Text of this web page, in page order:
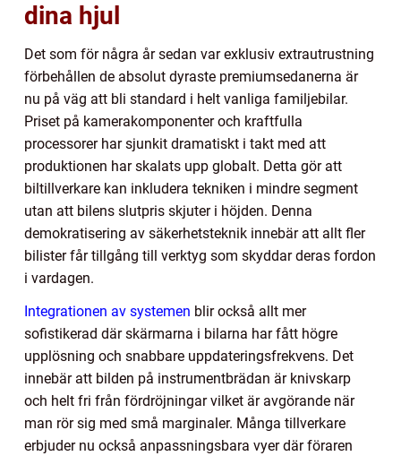
dina hjul
Det som för några år sedan var exklusiv extrautrustning
förbehållen de absolut dyraste premiumsedanerna är
nu på väg att bli standard i helt vanliga familjebilar.
Priset på kamerakomponenter och kraftfulla
processorer har sjunkit dramatiskt i takt med att
produktionen har skalats upp globalt. Detta gör att
biltillverkare kan inkludera tekniken i mindre segment
utan att bilens slutpris skjuter i höjden. Denna
demokratisering av säkerhetsteknik innebär att allt fler
bilister får tillgång till verktyg som skyddar deras fordon
i vardagen.
Integrationen av systemen blir också allt mer
sofistikerad där skärmarna i bilarna har fått högre
upplösning och snabbare uppdateringsfrekvens. Det
innebär att bilden på instrumentbrädan är knivskarp
och helt fri från fördröjningar vilket är avgörande när
man rör sig med små marginaler. Många tillverkare
erbjuder nu också anpassningsbara vyer där föraren